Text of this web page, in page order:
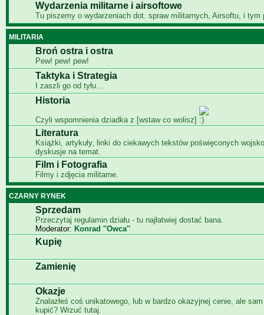
Wydarzenia militarne i airsoftowe
Tu piszemy o wydarzeniach dot. spraw militarnych, Airsoftu, i tym
MILITARIA
Broń ostra i ostra
Pew! pew! pew!
Taktyka i Strategia
I zaszli go od tyłu...
Historia
Czyli wspomnienia dziadka z [wstaw co wolisz]
Literatura
Książki, artykuły, linki do ciekawych tekstów poświęconych
dyskusje na temat.
Film i Fotografia
Filmy i zdjęcia militarne.
CZARNY RYNEK
Sprzedam
Przeczytaj regulamin działu - tu najłatwiej dostać bana.
Moderator: Konrad ''Owca''
Kupię
Zamienię
Okazje
Znalazłeś coś unikatowego, lub w bardzo okazyjnej cenie, ale
kupić? Wrzuć tutaj.